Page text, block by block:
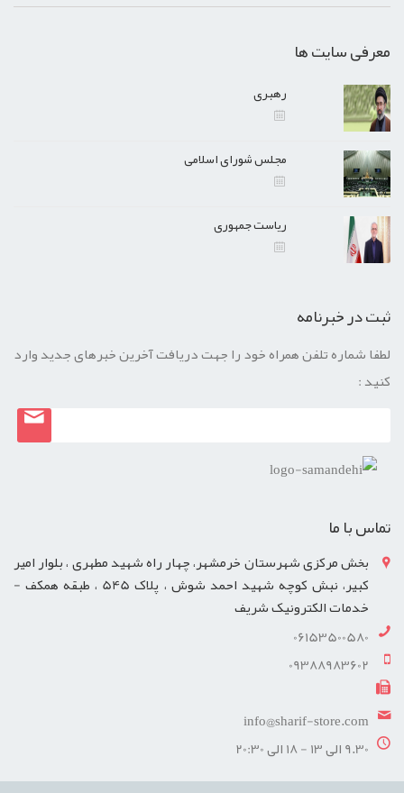
معرفی سایت ها
رهبری
مجلس شورای اسلامی
ریاست جمهوری
ثبت در خبرنامه
لطفا شماره تلفن همراه خود را جهت دریافت آخرین خبرهای جدید وارد
کنید :
تماس با ما
بخش مرکزی شهرستان خرمشهر، چهار راه شهید مطهری ، بلوار امیر
کبیر، نبش کوچه شهید احمد شوش ، پلاک 545 ، طبقه همکف -
خدمات الکترونیک شریف
06153500580
09388983602
info@sharif-store.com
9.30 الی 13 - 18 الی 20:30